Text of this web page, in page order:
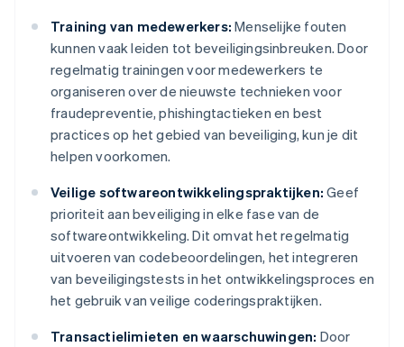
Training van medewerkers: Menselijke fouten
kunnen vaak leiden tot beveiligingsinbreuken. Door
regelmatig trainingen voor medewerkers te
organiseren over de nieuwste technieken voor
fraudepreventie, phishingtactieken en best
practices op het gebied van beveiliging, kun je dit
helpen voorkomen.
Veilige softwareontwikkelingspraktijken: Geef
prioriteit aan beveiliging in elke fase van de
softwareontwikkeling. Dit omvat het regelmatig
uitvoeren van codebeoordelingen, het integreren
van beveiligingstests in het ontwikkelingsproces en
het gebruik van veilige coderingspraktijken.
Transactielimieten en waarschuwingen: Door